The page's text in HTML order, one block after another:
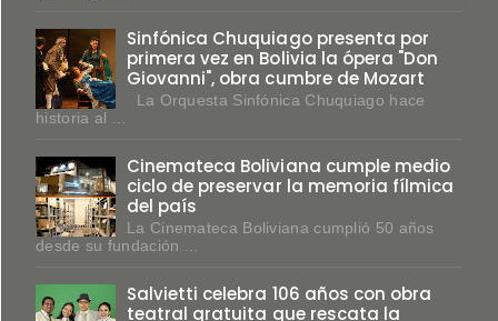
Sinfónica Chuquiago presenta por
primera vez en Bolivia la ópera "Don
Giovanni", obra cumbre de Mozart
La Orquesta Sinfónica Chuquiago hace
historia al ...
Cinemateca Boliviana cumple medio
ciclo de preservar la memoria fílmica
del país
La Cinemateca Boliviana cumplió 50 años
desde su fundación ...
Salvietti celebra 106 años con obra
teatral gratuita que rescata la